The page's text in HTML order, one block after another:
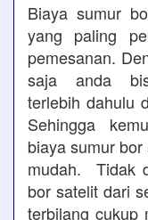
Biaya sumur
yang paling
pemesanan.
saja anda
terlebih dahulu
Sehingga
biaya sumur
mudah. Tidak
bor satelit dari
terbilang